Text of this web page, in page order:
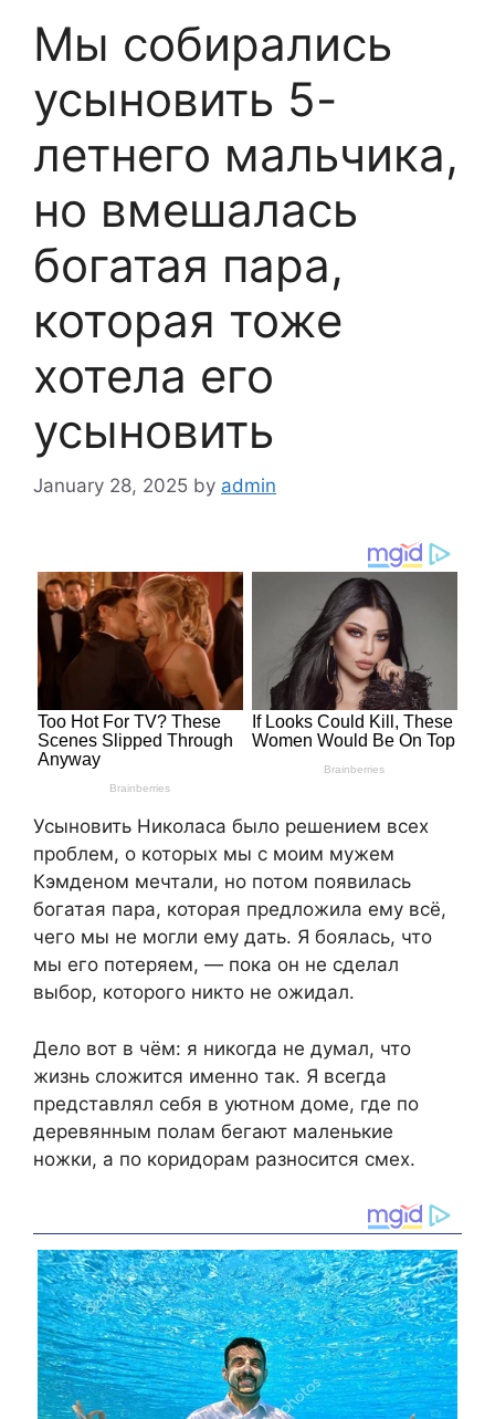
Мы собирались
усыновить 5-
летнего мальчика,
но вмешалась
богатая пара,
которая тоже
хотела его
усыновить
January 28, 2025 by admin
Усыновить Николаса было решением всех
проблем, о которых мы с моим мужем
Кэмденом мечтали, но потом появилась
богатая пара, которая предложила ему всё,
чего мы не могли ему дать. Я боялась, что
мы его потеряем, — пока он не сделал
выбор, которого никто не ожидал.
Дело вот в чём: я никогда не думал, что
жизнь сложится именно так. Я всегда
представлял себя в уютном доме, где по
деревянным полам бегают маленькие
ножки, а по коридорам разносится смех.